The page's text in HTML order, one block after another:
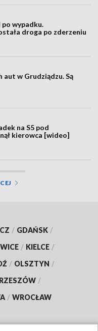
wypadku.
droga po zderzeniu
aut w Grudziądzu. Są
na S5 pod
kierowca [wideo]
/ GDAŃSK /
/ KIELCE /
/ OLSZTYN /
RZESZÓW /
/ WROCŁAW